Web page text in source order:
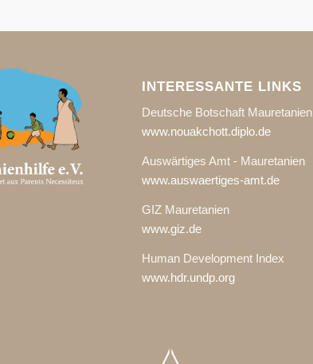
INTERESSANTE LINKS
Deutsche Botschaft Mauretanien
www.nouakchott.diplo.de
Auswärtiges Amt - Mauretanien
www.auswaertiges-amt.de
GIZ Mauretanien
www.giz.de
Human Development Index
www.hdr.undp.org